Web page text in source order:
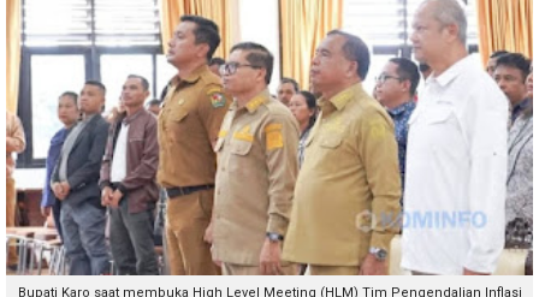
Bupati Karo saat membuka High Level Meeting (HLM) Tim Pengendalian Inflasi